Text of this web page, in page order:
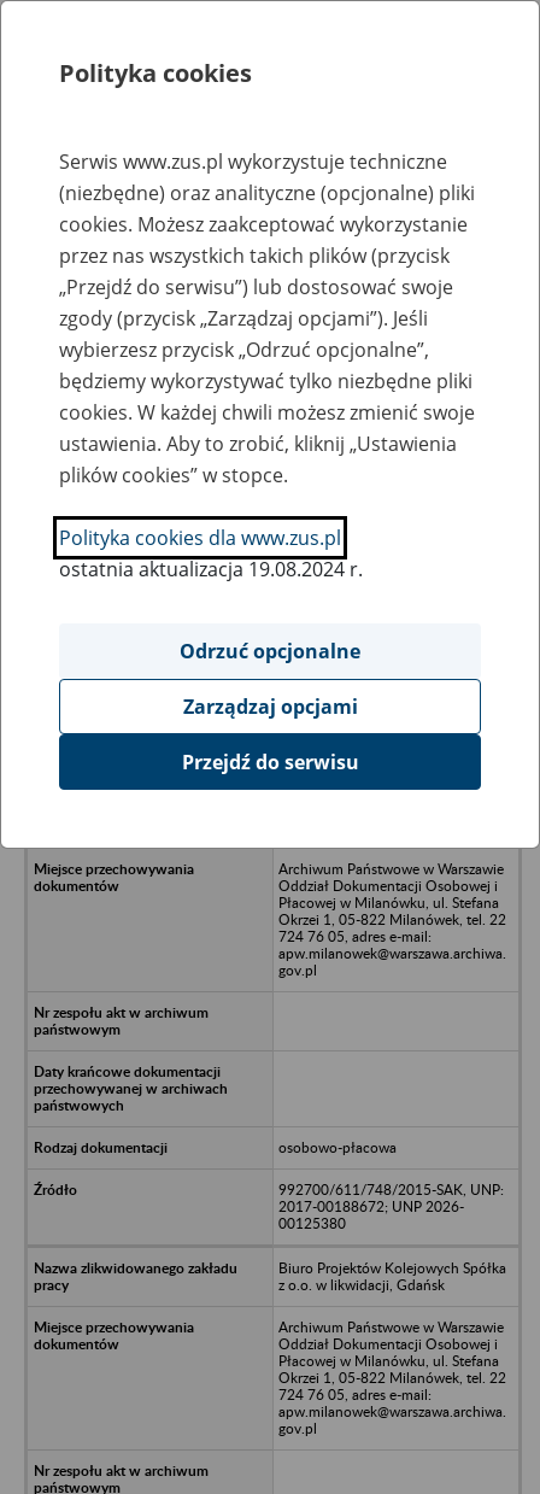
Rejestry, ewidencje i archiwa
Baza zlikwidowanych lub
przekształconych zakładów pracy
Nazwa zakładu pracy:
SZUKAJ
Ukryj wszystkie pozycje bazy
Biuro Projektów Budownictwa
Archiwum Państwowe w Warszawie
Oddział Dokumentacji Osobowej i
Płacowej w Milanówku, ul. Stefana
Okrzei 1, 05-822 Milanówek, tel. 22
724 76 05, adres e-mail:
apw.milanowek@warszawa.archiwa.
gov.pl
osobowo-płacowa
992700/611/748/2015-SAK, UNP:
2017-00188672; UNP 2026-
00125380
Biuro Projektów Kolejowych Spółka
z o.o. w likwidacji, Gdańsk
Archiwum Państwowe w Warszawie
Oddział Dokumentacji Osobowej i
Płacowej w Milanówku, ul. Stefana
Okrzei 1, 05-822 Milanówek, tel. 22
724 76 05, adres e-mail:
apw.milanowek@warszawa.archiwa.
gov.pl
Polityka cookies
Serwis www.zus.pl wykorzystuje techniczne
(niezbędne) oraz analityczne (opcjonalne) pliki
cookies. Możesz zaakceptować wykorzystanie
przez nas wszystkich takich plików (przycisk
„Przejdź do serwisu”) lub dostosować swoje
zgody (przycisk „Zarządzaj opcjami”). Jeśli
wybierzesz przycisk „Odrzuć opcjonalne”,
będziemy wykorzystywać tylko niezbędne pliki
cookies. W każdej chwili możesz zmienić swoje
ustawienia. Aby to zrobić, kliknij „Ustawienia
plików cookies” w stopce.
Polityka cookies dla www.zus.pl
ostatnia aktualizacja 19.08.2024 r.
Odrzuć opcjonalne
Zarządzaj opcjami
Przejdź do serwisu